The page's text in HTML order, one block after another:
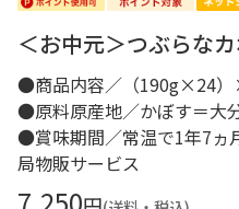
＜お中元＞つぶら
●商品内容／（190g×24
●原料原産地／かぼす＝大
●賞味期間／常温で1年7
局物販サービス